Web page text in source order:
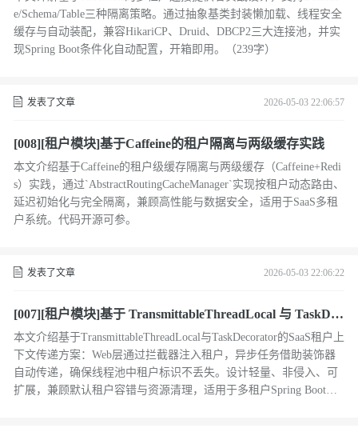
e/Schema/Table三种隔离策略。通过抽象基类封装懒加载、线程安全
缓存与自动装配，兼容HikariCP、Druid、DBCP2三大连接池，并实
现Spring Boot条件化自动配置，开箱即用。（239字）
发表了文章 2026-05-03 22:06:57
[008][租户模块]基于Caffeine的租户隔离与两级缓存实践
本文介绍基于Caffeine的租户级缓存隔离与两级缓存（Caffeine+Redi
s）实践，通过`AbstractRoutingCacheManager`实现按租户动态路由、
延迟初始化与完全隔离，兼顾高性能与数据安全，适用于SaaS多租
户系统。代码开源可参。
发表了文章 2026-05-03 22:06:22
[007][租户模块]基于 TransmittableThreadLocal 与 TaskDec
orator 的租户上下文传递设计
本文介绍基于TransmittableThreadLocal与TaskDecorator的SaaS租户上
下文传递方案：Web层通过拦截器注入租户，异步任务借助装饰器
自动传递，确保线程池中租户标识不丢失。设计轻量、非侵入、可
扩展，兼顾默认租户容错与资源清理，适用于多租户Spring Boot应